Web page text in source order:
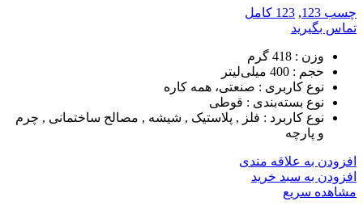
چسب 123 , 123 کامل
تماس بگیرید
وزن : 418 گرم
حجم : 400 میلی‌لیتر
نوع کاربری : صنعتی، همه کاره
نوع بسته‌بندی : قوطی
نوع کاربرد : فلز , پلاستیک , شیشه , مصالح ساختمانی , چرم
و پارچه
افزودن به علاقه مندی
افزودن به سبد خرید
مشاهده سریع